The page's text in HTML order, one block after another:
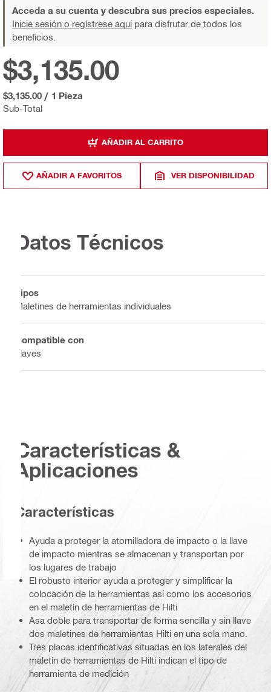
Acceda a su cuenta y descubra sus precios especiales.
Inicie sesión o regístrese aquípara disfrutar de todos los
beneficios.
Sub-Total
$3,135.00
$3,135.00 / 1 Pieza
AÑADIR AL CARRITO
AÑADIR A FAVORITOS VER DISPONIBILIDAD
Datos Técnicos
Tipos
Maletines de herramientas individuales
Compatible con
Llaves
Características &
Aplicaciones
Características
Ayuda a proteger la atornilladora de impacto o la llave
de impacto mientras se almacenan y transportan por
los lugares de trabajo
El robusto interior ayuda a proteger y simplificar la
colocación de la herramientas así como los accesorios
en el maletín de herramientas de Hilti
Asa doble para transportar de forma sencilla y sin llave
dos maletines de herramientas Hilti en una sola mano.
Tres placas identificativas situadas en los laterales del
maletín de herramientas de Hilti indican el tipo de
herramienta de medición